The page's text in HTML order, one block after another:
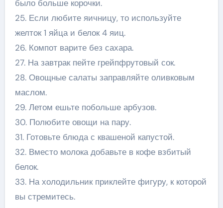
было больше корочки.
25. Если любите яичницу, то используйте
желток 1 яйца и белок 4 яиц.
26. Компот варите без сахара.
27. На завтрак пейте грейпфрутовый сок.
28. Овощные салаты заправляйте оливковым
маслом.
29. Летом ешьте побольше арбузов.
30. Полюбите овощи на пару.
31. Готовьте блюда с квашеной капустой.
32. Вместо молока добавьте в кофе взбитый
белок.
33. На холодильник приклейте фигуру, к которой
вы стремитесь.